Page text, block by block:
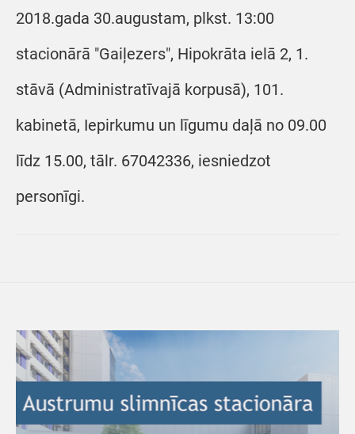
2018.gada 30.augustam, plkst. 13:00
stacionārā "Gaiļezers", Hipokrāta ielā 2, 1.
stāvā (Administratīvajā korpusā), 101.
kabinetā, Iepirkumu un līgumu daļā no 09.00
līdz 15.00, tālr. 67042336, iesniedzot
personīgi.